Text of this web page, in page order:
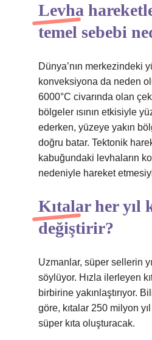
Levha
temel sebebi
Dünya’nın merkezindeki
konveksiyona da neden
6000°C civarında olan
bölgeler ısının etkisiyle
ederken, yüzeye yakın
doğru batar. Tektonik
kabuğundaki levhaların
nedeniyle hareket
Kıtalar her yıl
değiştirir?
Uzmanlar, süper sellerin
söylüyor. Hızla ilerleyen
birbirine yakınlaştırıyor.
göre, kıtalar 250 milyon
süper kıta oluşturacak.